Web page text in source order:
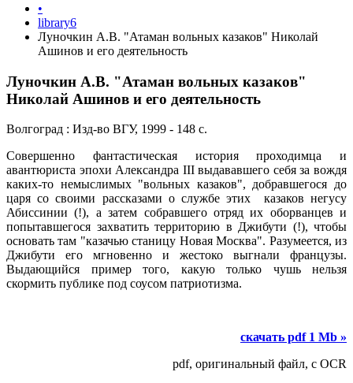
•
library6
Луночкин А.В. "Атаман вольных казаков" Николай
Ашинов и его деятельность
Луночкин А.В. "Атаман вольных казаков"
Николай Ашинов и его деятельность
Волгоград : Изд-во ВГУ, 1999 - 148 с.
Совершенно фантастическая история проходимца и
авантюриста эпохи Александра III выдававшего себя за вождя
каких-то немыслимых "вольных казаков", добравшегося до
царя со своими рассказами о службе этих казаков негусу
Абиссинии (!), а затем собравшего отряд их оборванцев и
попытавшегося захватить территорию в Джибути (!), чтобы
основать там "казачью станицу Новая Москва". Разумеется, из
Джибути его мгновенно и жестоко выгнали французы.
Выдающийся пример того, какую только чушь нельзя
скормить публике под соусом патриотизма.
скачать pdf 1 Mb »
pdf, оригинальный файл, с OCR